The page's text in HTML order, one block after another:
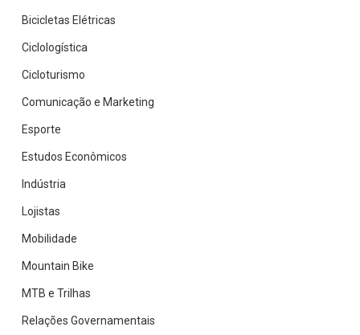
Bicicletas Elétricas
Ciclologística
Cicloturismo
Comunicação e Marketing
Esporte
Estudos Econômicos
Indústria
Lojistas
Mobilidade
Mountain Bike
MTB e Trilhas
Relações Governamentais